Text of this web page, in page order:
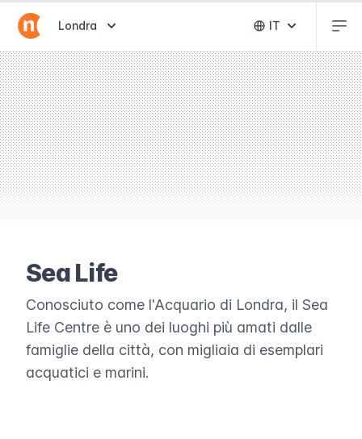
Abrir selector de destinos
Londra Abrir selector
IT
Sea Life
Conosciuto come l'Acquario di Londra, il Sea
Life Centre è uno dei luoghi più amati dalle
famiglie della città, con migliaia di esemplari
acquatici e marini.